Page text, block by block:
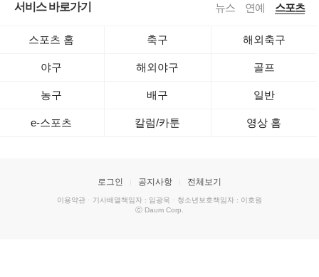
서비스 바로가기 뉴스 연예 스포츠
스포츠 홈 축구 해외축구
야구 해외야구 골프
농구 배구 일반
e-스포츠 칼럼/카툰 영상 홈
로그인 공지사항 전체보기
이용약관 · 기사배열책임자 : 임광욱 · 청소년보호책임자 : 이호원
ⓒ Daum Corp.